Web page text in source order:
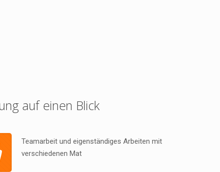
auf einen Blick
Teamarbeit und eigenständiges Arbeiten mit
verschiedenen Mat